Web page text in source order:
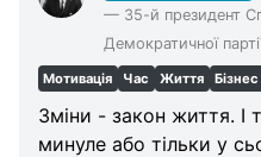
— 35-й президент
Демократичної
Мотивація Час Життя
Зміни - закон життя. І
минуле або тільки у